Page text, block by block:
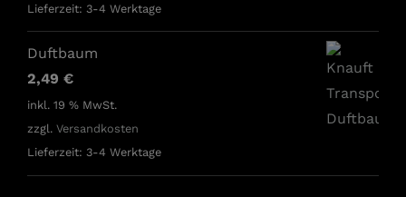
Lieferzeit: 3-4 Werktage
Duftbaum
2,49 €
inkl. 19 % MwSt.
zzgl. Versandkosten
Lieferzeit: 3-4 Werktage